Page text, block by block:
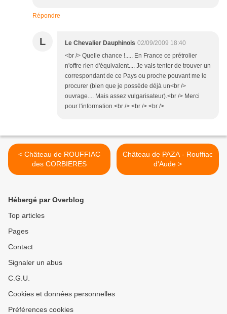
Répondre
L Le Chevalier Dauphinois 02/09/2009 18:40
<br /> Quelle chance !..... En France ce prétrolier
n'offre rien d'équivalent.... Je vais tenter de trouver un
correspondant de ce Pays ou proche pouvant me le
procurer (bien que je possède déjà un<br />
ouvrage.... Mais assez vulgarisateur).<br /> Merci
pour l'information.<br /> <br /> <br />
< Château de ROUFFIAC
des CORBIERES
Château de PAZA - Rouffiac
d'Aude >
Hébergé par Overblog
Top articles
Pages
Contact
Signaler un abus
C.G.U.
Cookies et données personnelles
Préférences cookies